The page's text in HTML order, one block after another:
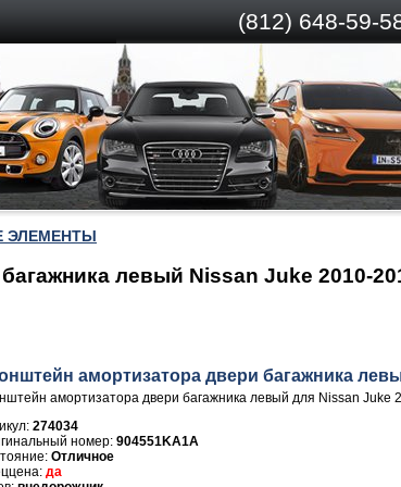
(812) 648-59-
ЭЛЕМЕНТЫ
левый Nissan Juke 2010-
амортизатора двери багажника
амортизатора двери багажника левый для Nissan Juke
274034
904551KA1A
Отличное
да